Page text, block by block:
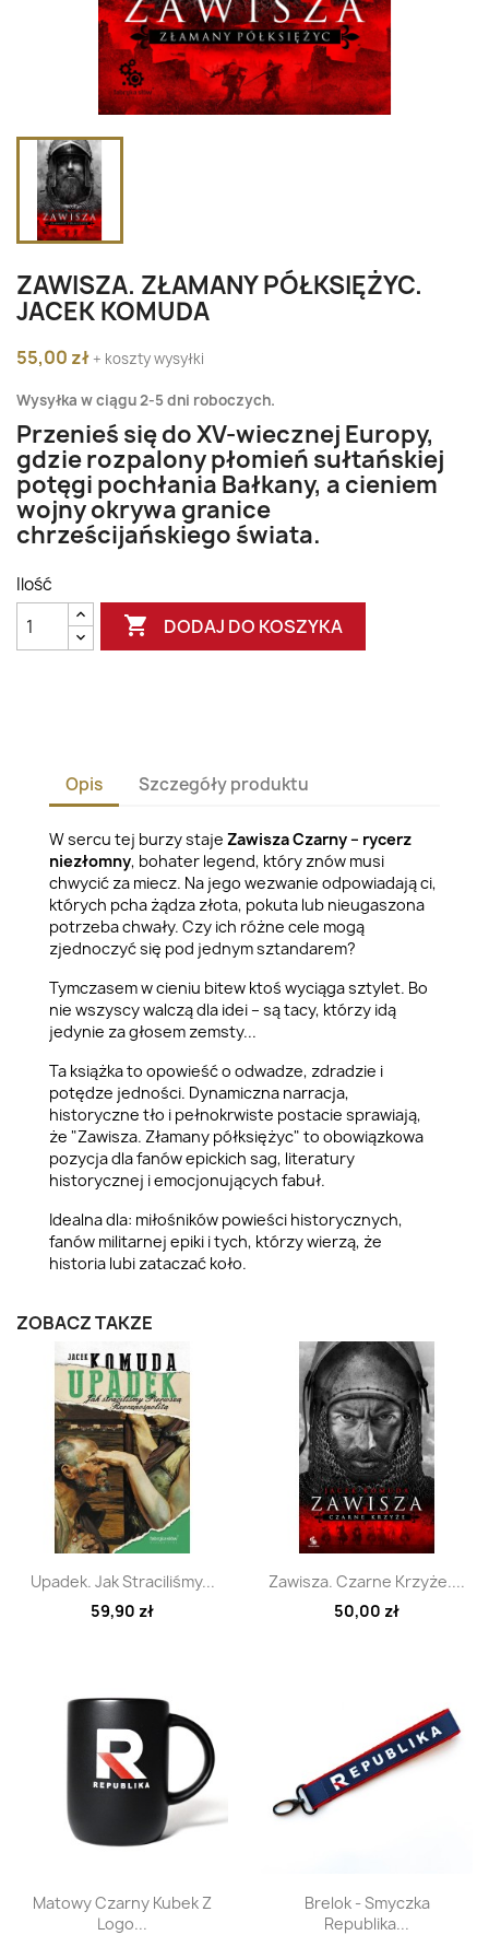
ZAWISZA. ZŁAMANY PÓŁKSIĘŻYC.
JACEK KOMUDA
55,00 zł + koszty wysyłki
Wysyłka w ciągu 2-5 dni roboczych.
Przenieś się do XV-wiecznej Europy,
gdzie rozpalony płomień sułtańskiej
potęgi pochłania Bałkany, a cieniem
wojny okrywa granice
chrześcijańskiego świata.
Ilość
 DODAJ DO KOSZYKA
Opis Szczegóły produktu
W sercu tej burzy staje Zawisza Czarny – rycerz
niezłomny, bohater legend, który znów musi
chwycić za miecz. Na jego wezwanie odpowiadają ci,
których pcha żądza złota, pokuta lub nieugaszona
potrzeba chwały. Czy ich różne cele mogą
zjednoczyć się pod jednym sztandarem?
Tymczasem w cieniu bitew ktoś wyciąga sztylet. Bo
nie wszyscy walczą dla idei – są tacy, którzy idą
jedynie za głosem zemsty...
Ta książka to opowieść o odwadze, zdradzie i
potędze jedności. Dynamiczna narracja,
historyczne tło i pełnokrwiste postacie sprawiają,
że "Zawisza. Złamany półksiężyc" to obowiązkowa
pozycja dla fanów epickich sag, literatury
historycznej i emocjonujących fabuł.
Idealna dla: miłośników powieści historycznych,
fanów militarnej epiki i tych, którzy wierzą, że
historia lubi zataczać koło.
ZOBACZ TAKŻE
Szybki podgląd
Upadek. Jak Straciliśmy...
59,90 zł
Szybki podgląd
Zawisza. Czarne Krzyże....
50,00 zł
Szybki podgląd
Matowy Czarny Kubek Z
Logo...
Szybki podgląd
Brelok - Smyczka
Republika...